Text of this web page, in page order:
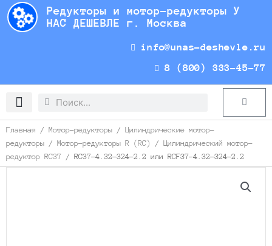
Перейти
содержимому
Редукторы и мотор-редукторы У
НАС ДЕШЕВЛЕ г. Москва
info@unas-deshevle.ru
8 (800) 333-45-77
Search
Search Cart
Главная / Мотор-редукторы / Цилиндрические мотор-
редукторы / Мотор-редукторы R (RC) / Цилиндрический мотор-
редуктор RC37 / RC37-4.32-324-2.2 или RCF37-4.32-324-2.2